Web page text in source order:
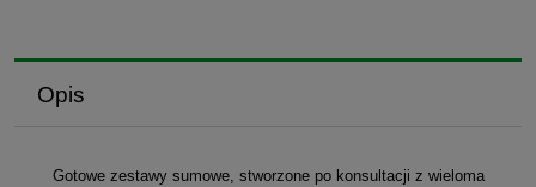
Opis
Gotowe zestawy sumowe, stworzone po konsultacji z wieloma